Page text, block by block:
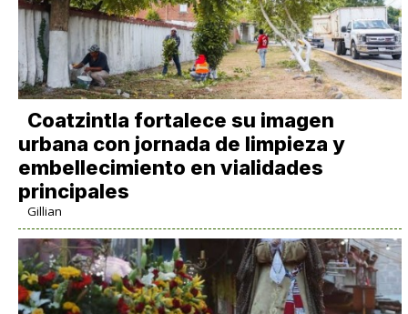
Coatzintla fortalece su imagen
urbana con jornada de limpieza y
embellecimiento en vialidades
principales
Gillian